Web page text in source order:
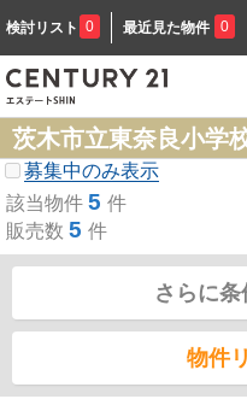
検討リスト 0 最近見た物件 0
茨木市立東奈良小学
募集中のみ表示
該当物件 5 件
販売数 5 件
さらに
物件